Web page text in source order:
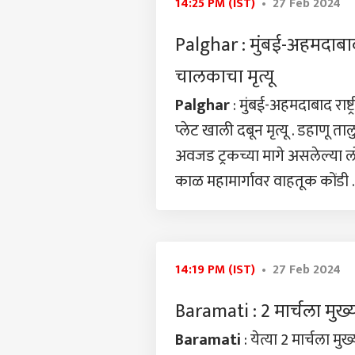
Palghar : मुंबई-अहमदाबाद
चालकाचा मृत्यू
Palghar: मुंबई-अहमदाबाद
प्लेट खाली दबून मृत्यू . डहाणू
अवजड ट्रकच्या मागे असलेल्या
काळ महामार्गावर वाहतूक
14:19 PM (IST) • 27 Feb 2024
Baramati : 2 मार्चला
Baramati: येत्या 2 मार्चला
आमच्यासोबत जाहिरात करा
संपर्क साधा
करिअर
फीडबॅक
आमच्याबद्दल
LOGIN
इकडे